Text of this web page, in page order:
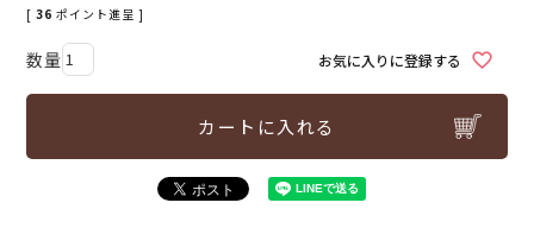
[ 36 ポイント進呈 ]
お気に入りに登録する
カートに入れる